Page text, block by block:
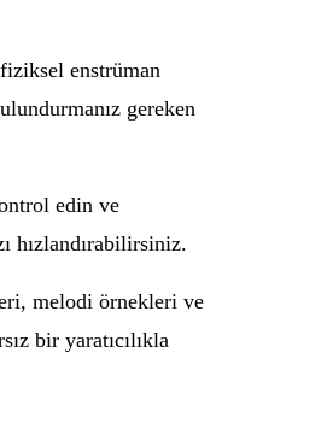
enstrüman
gereken
edin ve
hızlandırabilirsiniz.
melodi örnekleri ve
bir yaratıcılıkla